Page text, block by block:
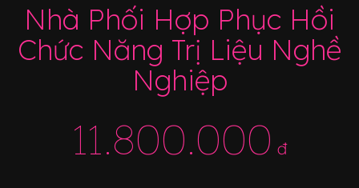
Nhà Phối Hợp Phục Hồi
Chức Năng Trị Liệu Nghề
Nghiệp
11.800.000 đ